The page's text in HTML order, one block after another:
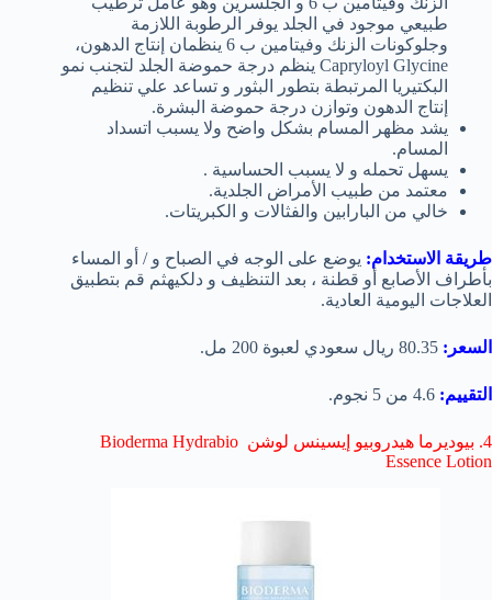
طبيعي موجود في الجلد يوفر الرطوبة اللازمة
وجلوكونات الزنك وفيتامين ب 6 ينظمان إنتاج الدهون،
Capryloyl Glycine ينظم درجة حموضة الجلد لتجنب نمو
البكتيريا المرتبطة بتطور البثور و تساعد علي تنظيم
إنتاج الدهون وتوازن درجة حموضة البشرة.
يشد مظهر المسام بشكل واضح ولا يسبب اتسداد
المسام.
يسهل تحمله و لا يسبب الحساسية .
معتمد من طبيب الأمراض الجلدية.
خالي من البارابين والفثالات و الكبريتات.
طريقة الاستخدام: يوضع على الوجه في الصباح و / أو المساء
بأطراف الأصابع أو قطنة ، بعد التنظيف و دلكيهثم قم بتطبيق
العلاجات اليومية العادية.
السعر:
التقييم:
4. بيوديرما هيدروبيو إيسينس لوشن Bioderma Hydrabio
Essence Lotion